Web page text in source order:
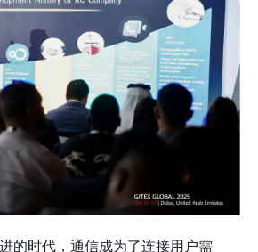
的时代，通信成为了连接用户需